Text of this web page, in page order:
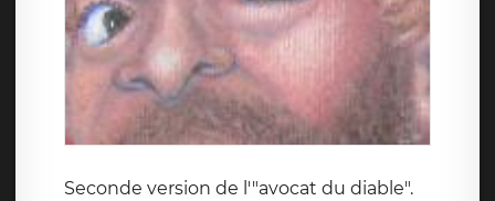
Seconde version de l'"avocat du diable".